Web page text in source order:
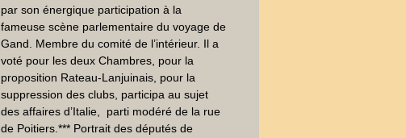
par son énergique participation à la
fameuse scène parlementaire du voyage de
Gand. Membre du comité de l’intérieur. Il a
voté pour les deux Chambres, pour la
proposition Rateau-Lanjuinais, pour la
suppression des clubs, participa au sujet
des affaires d’Italie,  parti modéré de la rue
de Poitiers.*** Portrait des députés de